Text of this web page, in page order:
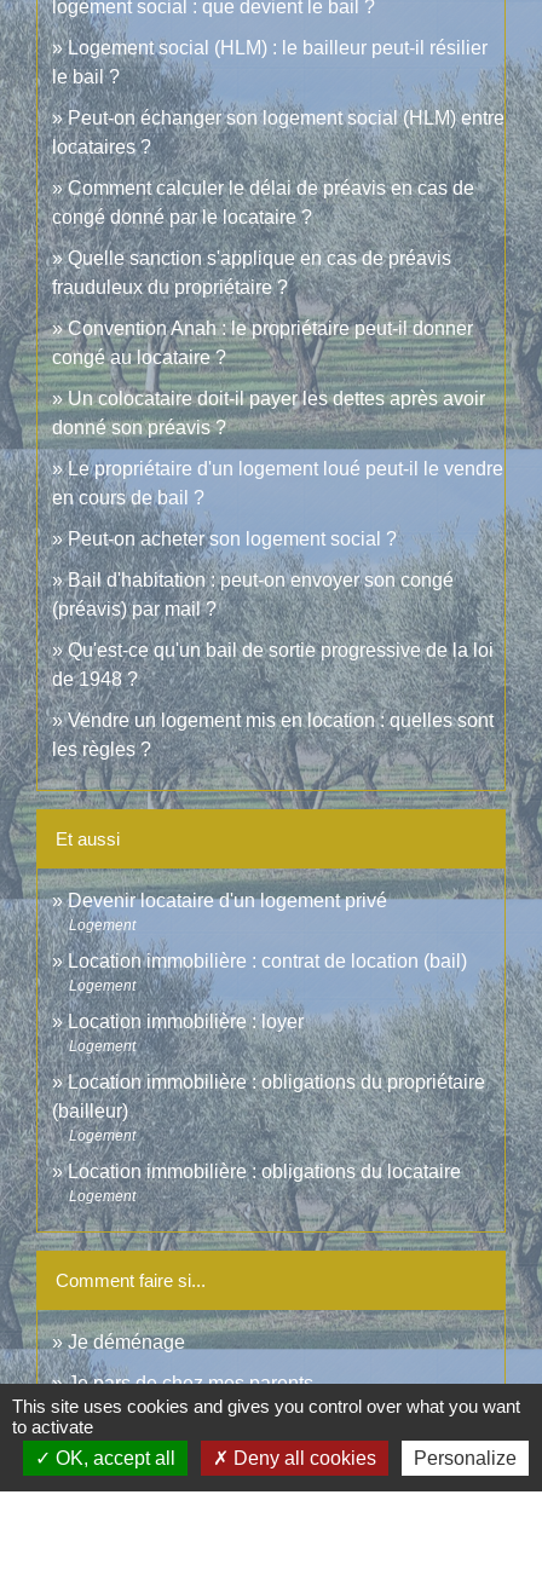
logement social : que devient le bail ?
Logement social (HLM) : le bailleur peut-il résilier
le bail ?
Peut-on échanger son logement social (HLM) entre
locataires ?
Comment calculer le délai de préavis en cas de
congé donné par le locataire ?
Quelle sanction s'applique en cas de préavis
frauduleux du propriétaire ?
Convention Anah : le propriétaire peut-il donner
congé au locataire ?
Un colocataire doit-il payer les dettes après avoir
donné son préavis ?
Le propriétaire d'un logement loué peut-il le vendre
en cours de bail ?
Peut-on acheter son logement social ?
Bail d'habitation : peut-on envoyer son congé
(préavis) par mail ?
Qu'est-ce qu'un bail de sortie progressive de la loi
de 1948 ?
Vendre un logement mis en location : quelles sont
les règles ?
Et aussi
Devenir locataire d'un logement privé
Logement
Location immobilière : contrat de location (bail)
Logement
Location immobilière : loyer
Logement
Location immobilière : obligations du propriétaire
(bailleur)
Logement
Location immobilière : obligations du locataire
Logement
Comment faire si...
Je déménage
Je pars de chez mes parents
J'achète un logement
Signaler une erreur sur cette page
This site uses cookies and gives you control over what you want
to activate
OK, accept all
Deny all cookies Personalize